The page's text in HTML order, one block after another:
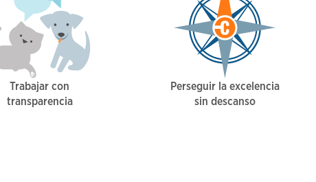
Trabajar con
transparencia
Perseguir la excelencia
sin descanso